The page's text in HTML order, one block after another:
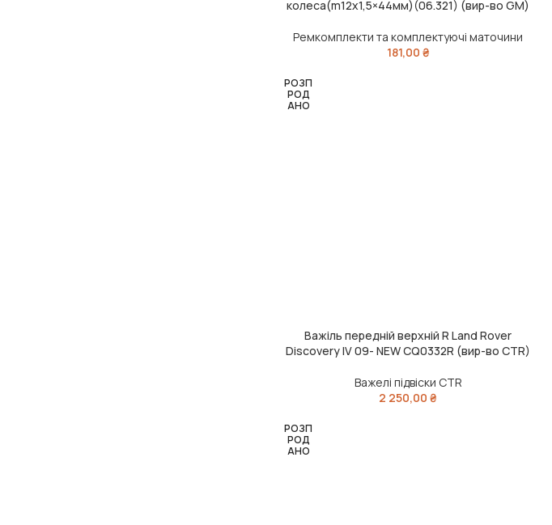
колеса(m12x1,5×44мм)(06.321) (вир-во GM)
Ремкомплекти та комплектуючі маточини
181,00 ₴
РОЗП
РОД
АНО
ЧИТАТИ ДАЛІ
Важіль передній верхній R Land Rover
Discovery IV 09- NEW CQ0332R (вир-во CTR)
Важелі підвіски CTR
2 250,00₴
РОЗП
РОД
АНО